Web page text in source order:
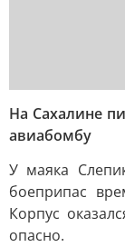
На Сахалине
авиабомбу
У маяка
боеприпас
Корпус
опасно.